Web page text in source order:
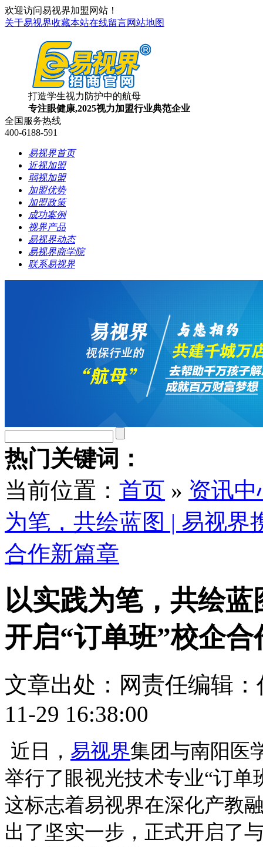
欢迎访问易视界加盟网站！
关于易视界收藏本站在线留言网站地图
打造学生视力防护中的航母
专注眼健康,2025视力加盟行业典范企业
全国服务热线
400-6188-591
易视界首页
近视加盟
弱视加盟
加盟优势
加盟政策
成功案例
视界产品
易视界动态
易视界商学院
联系易视界
热门关键词：
当前位置： 首页 » 资讯中
为笔，共绘蓝图 | 易视界
合作新篇章
以实践为笔，共绘
开启“订单班”校企合
文章出处： 网责任编辑：
11-29 16:38:00
近日， 易视界集团与南阳医
举行了眼视光技术专业“订
这标志着易视界在深化产教
出了坚实一步，正式开启了